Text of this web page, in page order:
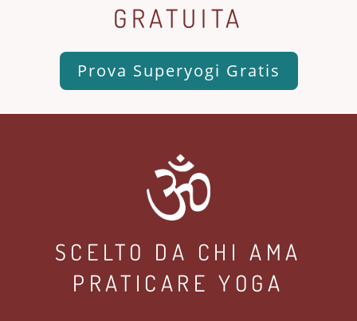
GRATUITA
Prova Superyogi Gratis
SCELTO DA CHI AMA
PRATICARE YOGA